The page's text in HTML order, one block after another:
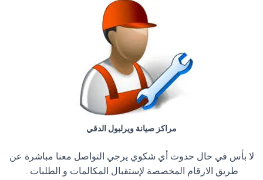
مراكز صيانة ويرلبول الدقي
لا بأس في حال حدوث أي شكوي يرجي التواصل معنا مباشرة عن
طريق الارقام المخصصة لإستقبال المكالمات و الطلبات .